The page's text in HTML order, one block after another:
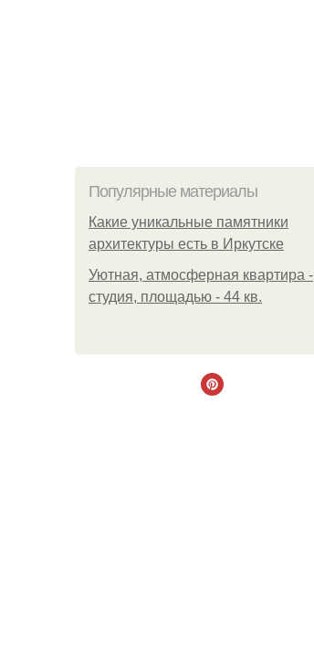
Популярные материалы
Какие уникальные памятники
архитектуры есть в Иркутске
Уютная, атмосферная квартира -
студия, площадью - 44 кв.